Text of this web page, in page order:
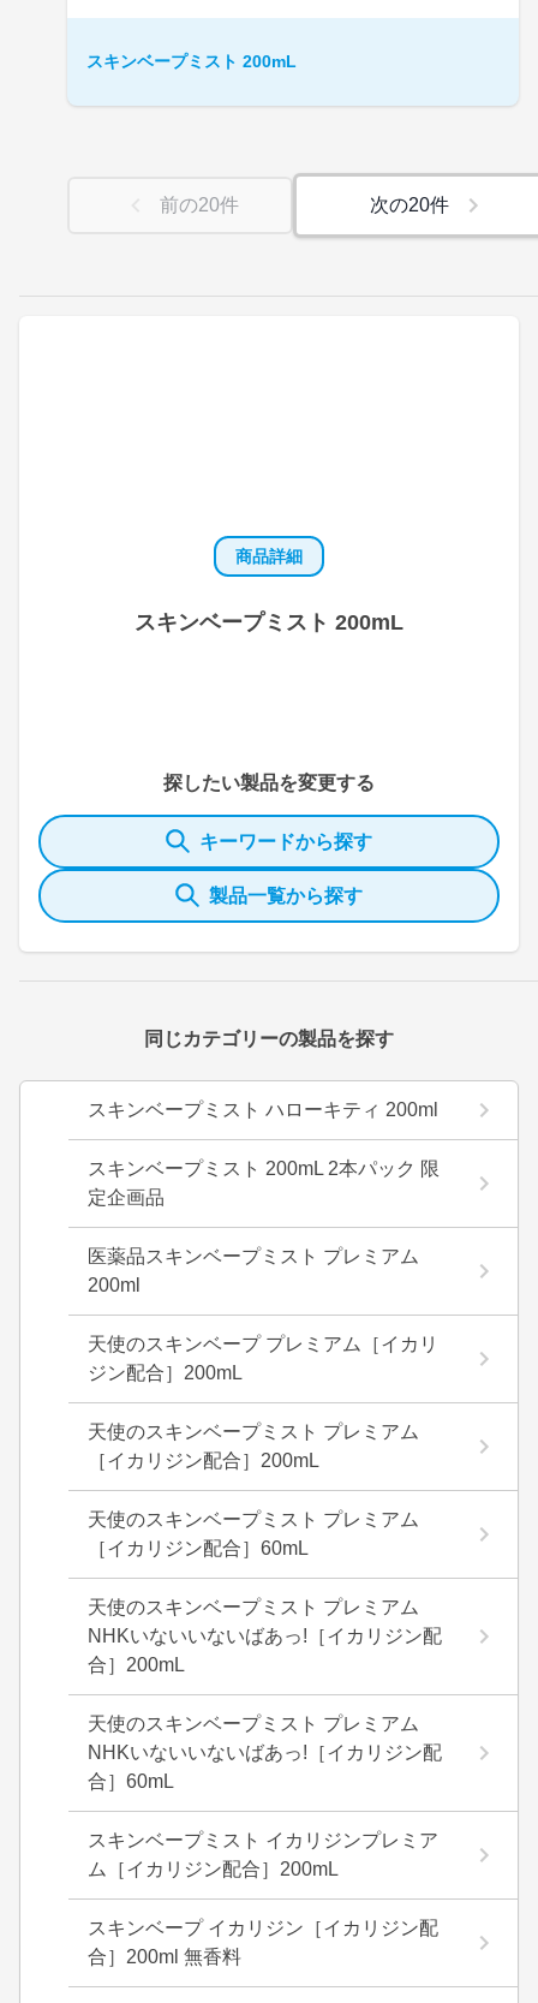
商品詳細
スキンベープミスト 200mL
探したい製品を変更する
キーワードから探す
製品一覧から探す
同じカテゴリーの製品を探す
スキンベープミスト ハローキティ 200ml
スキンベープミスト 200mL 2本パック 限
定企画品
医薬品スキンベープミスト プレミアム
200ml
天使のスキンベープ プレミアム［イカリ
ジン配合］200mL
天使のスキンベープミスト プレミアム
［イカリジン配合］200mL
天使のスキンベープミスト プレミアム
［イカリジン配合］60mL
天使のスキンベープミスト プレミアム
NHKいないいないばあっ!［イカリジン配
合］200mL
天使のスキンベープミスト プレミアム
NHKいないいないばあっ!［イカリジン配
合］60mL
スキンベープミスト イカリジンプレミア
ム［イカリジン配合］200mL
スキンベープ イカリジン［イカリジン配
合］200ml 無香料
スキンベープミスト 200mL
前の20件 次の20件